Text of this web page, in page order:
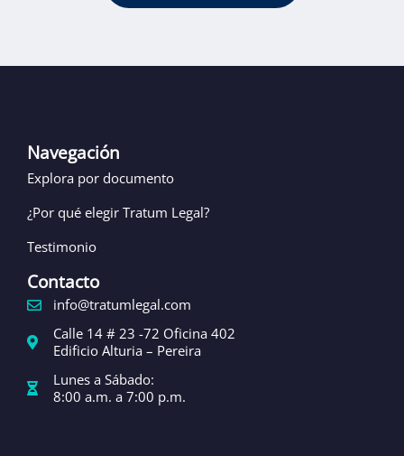
Navegación
Explora por documento
¿Por qué elegir Tratum Legal?
Testimonio
Contacto
info@tratumlegal.com
Calle 14 # 23 -72 Oficina 402
Edificio Alturia – Pereira
Lunes a Sábado:
8:00 a.m. a 7:00 p.m.